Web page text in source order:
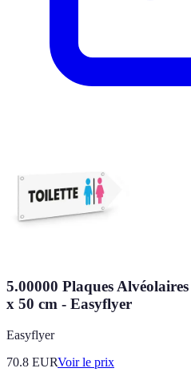
5.00000 Plaques
x 50 cm - Easyflyer
Easyflyer
70.8 EURVoir le prix